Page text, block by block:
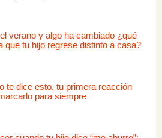
verano y algo ha cambiado ¿qué
que tu hijo regrese distinto a casa?
te dice esto, tu primera reacción
para siempre